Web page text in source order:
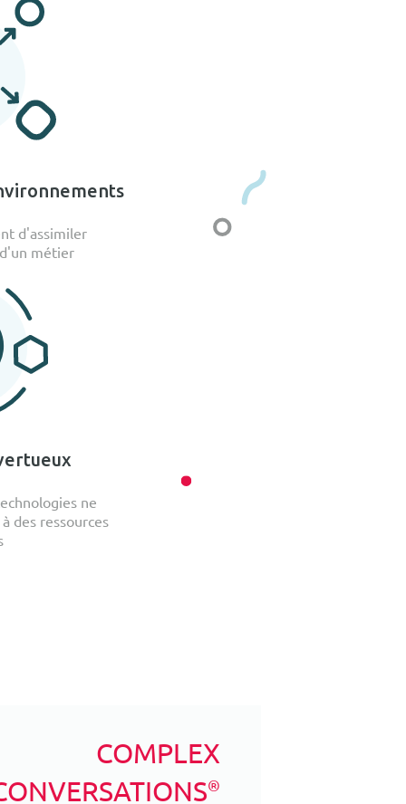
d'assimiler
métier
ne
des ressources
COMPLEX
®